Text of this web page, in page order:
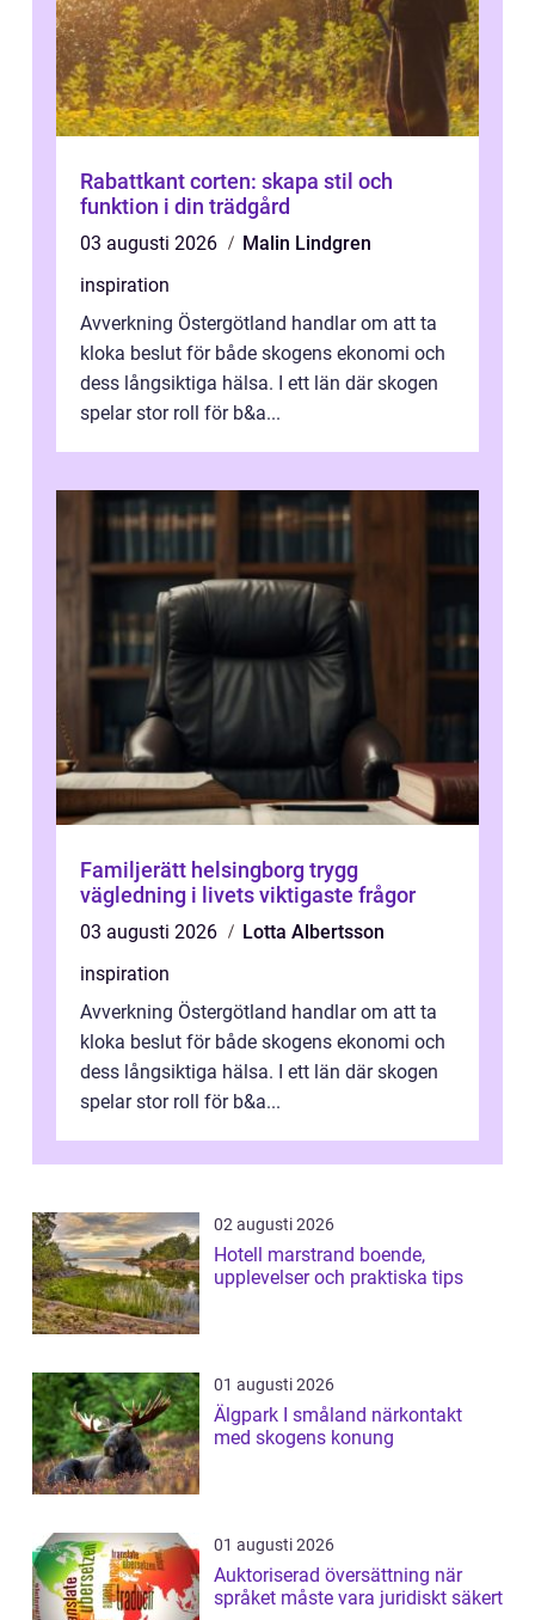
Rabattkant corten: skapa stil och
funktion i din trädgård
03 augusti 2026
Malin Lindgren
inspiration
Avverkning Östergötland handlar om att ta
kloka beslut för både skogens ekonomi och
dess långsiktiga hälsa. I ett län där skogen
spelar stor roll för b&a...
Familjerätt helsingborg trygg
vägledning i livets viktigaste frågor
03 augusti 2026
Lotta Albertsson
inspiration
Avverkning Östergötland handlar om att ta
kloka beslut för både skogens ekonomi och
dess långsiktiga hälsa. I ett län där skogen
spelar stor roll för b&a...
02 augusti 2026
Hotell marstrand boende,
upplevelser och praktiska tips
01 augusti 2026
Älgpark I småland närkontakt
med skogens konung
01 augusti 2026
Auktoriserad översättning när
språket måste vara juridiskt säkert